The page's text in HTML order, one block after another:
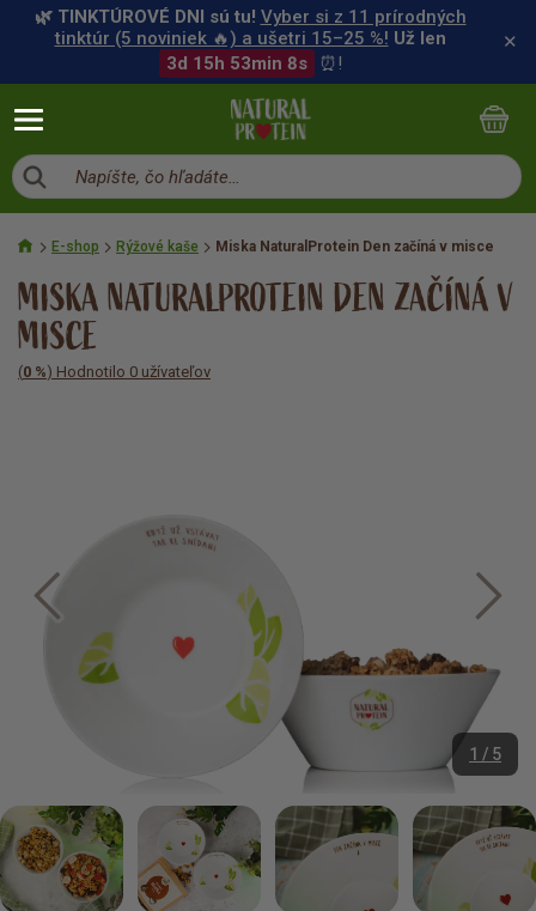
🌿 TINKTÚROVÉ DNI sú tu! Vyber si z 11 prírodných
tinktúr (5 noviniek 🔥) a ušetri 15–25 %! Už len
3d 15h 53min 8s
⏰!
✕
Napíšte, čo hľadáte…
E-shop Rýžové kaše Miska NaturalProtein Den začíná v misce
MISKA NATURALPROTEIN DEN ZAČÍNÁ V
MISCE
(0 %) Hodnotilo 0 užívateľov
1 / 5